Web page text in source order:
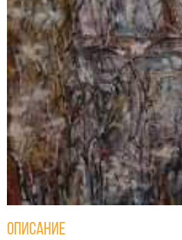
Описание